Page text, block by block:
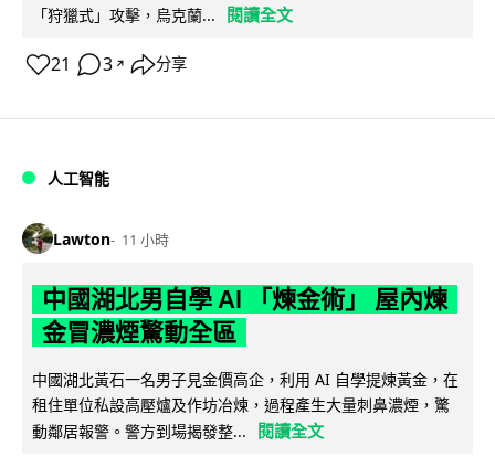
「狩獵式」攻擊，烏克蘭...
閱讀全文
21 3 ↗ 分享
人工智能
Lawton 11 小時
中國湖北男自學 AI 「煉金術」 屋內煉
金冒濃煙驚動全區
中國湖北黃石一名男子見金價高企，利用 AI 自學提煉黃金，在
租住單位私設高壓爐及作坊冶煉，過程產生大量刺鼻濃煙，驚
動鄰居報警。警方到場揭發整...
閱讀全文